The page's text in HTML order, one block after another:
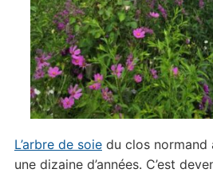
L’arbre de soiedu clos normand
une dizaine d’années. C’est